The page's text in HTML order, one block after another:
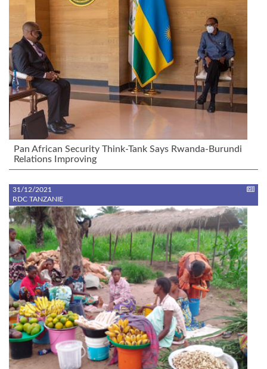
Pan African Security Think-Tank Says Rwanda-Burundi
Relations Improving
31/12/2021
RDC TANZANIE